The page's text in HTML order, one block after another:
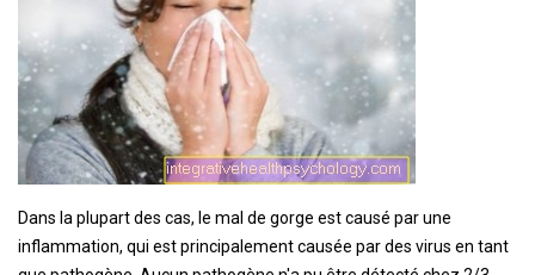
Dans la plupart des cas, le mal de gorge est causé par une
inflammation, qui est principalement causée par des virus en tant